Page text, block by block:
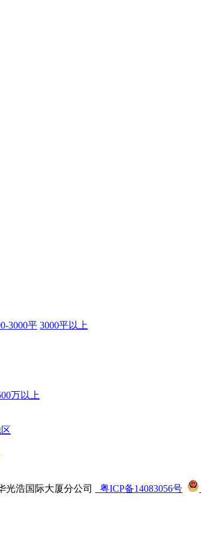
3000平 3000平以上
万以上
光浩国际大厦分公司
粤ICP备14083056号